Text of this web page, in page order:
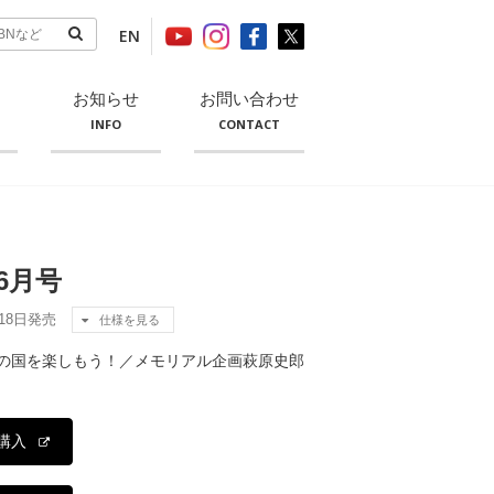
EN
お知らせ
INFO
お問い合わせ
CONTACT
月号
日発売 仕様を見る
を楽しもう！／メモリアル企画萩原史郎
入